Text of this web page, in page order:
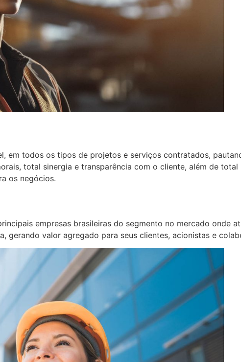
em todos os tipos de projetos e serviços contratados,
total sinergia e transparência com o cliente, além de
os negócios.
empresas brasileiras do segmento no mercado onde
gerando valor agregado para seus clientes, acionistas e